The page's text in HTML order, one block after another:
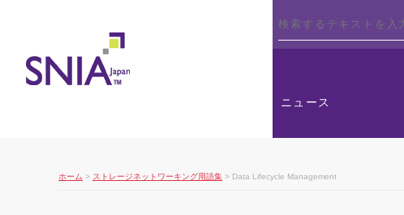
ニュース
ホーム > ストレージネットワーキング用語集 > Data Lifecycle Management